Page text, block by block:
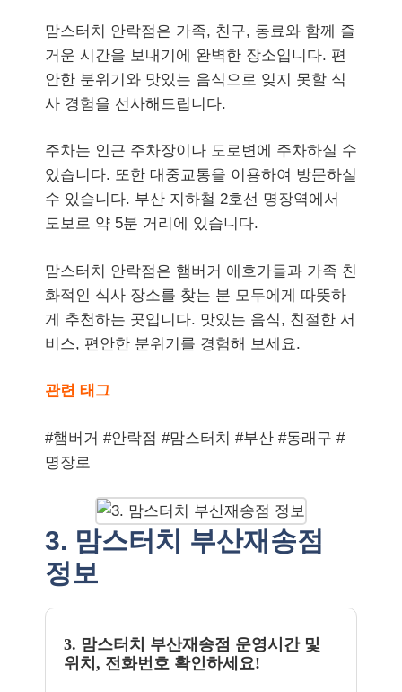
맘스터치 안락점은 가족, 친구, 동료와 함께 즐
거운 시간을 보내기에 완벽한 장소입니다. 편
안한 분위기와 맛있는 음식으로 잊지 못할 식
사 경험을 선사해드립니다.
주차는 인근 주차장이나 도로변에 주차하실 수
있습니다. 또한 대중교통을 이용하여 방문하실
수 있습니다. 부산 지하철 2호선 명장역에서
도보로 약 5분 거리에 있습니다.
맘스터치 안락점은 햄버거 애호가들과 가족 친
화적인 식사 장소를 찾는 분 모두에게 따뜻하
게 추천하는 곳입니다. 맛있는 음식, 친절한 서
비스, 편안한 분위기를 경험해 보세요.
관련 태그
#햄버거 #안락점 #맘스터치 #부산 #동래구 #
명장로
3. 맘스터치 부산재송점
정보
3. 맘스터치 부산재송점 운영시간 및
위치, 전화번호 확인하세요!